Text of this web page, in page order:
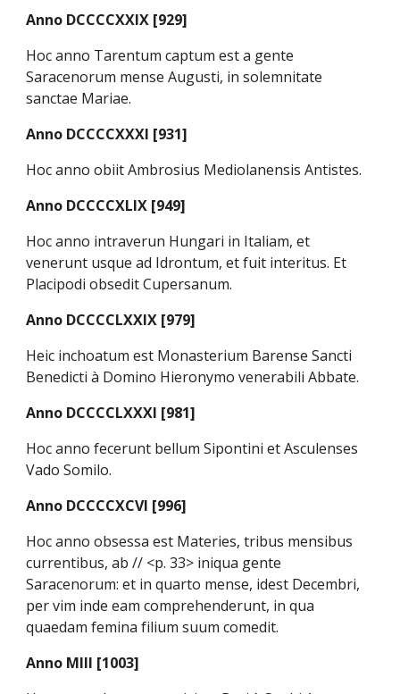
Anno DCCCCXXIX [929]
Hoc anno Tarentum captum est a gente
Saracenorum mense Augusti, in solemnitate
sanctae Mariae.
Anno DCCCCXXXI [931]
Hoc anno obiit Ambrosius Mediolanensis Antistes.
Anno DCCCCXLIX [949]
Hoc anno intraverun Hungari in Italiam, et
venerunt usque ad Idrontum, et fuit interitus. Et
Placipodi obsedit Cupersanum.
Anno DCCCCLXXIX [979]
Heic inchoatum est Monasterium Barense Sancti
Benedicti à Domino Hieronymo venerabili Abbate.
Anno DCCCCLXXXI [981]
Hoc anno fecerunt bellum Sipontini et Asculenses
Vado Somilo.
Anno DCCCCXCVI [996]
Hoc anno obsessa est Materies, tribus mensibus
currentibus, ab // <p. 33> iniqua gente
Saracenorum: et in quarto mense, idest Decembri,
per vim inde eam comprehenderunt, in qua
quaedam femina filium suum comedit.
Anno MIII [1003]